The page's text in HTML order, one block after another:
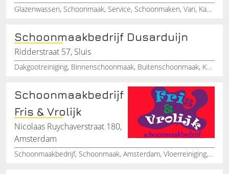
Glazenwassen, Schoonmaak, Service, Schoonmaken, Van, Kantoren, Scholen, Boutiek, Tapijt, Reinigen
Schoonmaakbedrijf Dusarduijn
Ridderstraat 57, Sluis
Dakgootreiniging, Binnenschoonmaak, Buitenschoonmaak, Keukenschoonmaak, Horecaschoonmaak, Tapijtreiniging, Vloerenonderhoud, Graffiti verwijderen, Stoepreiniging, Opleveringsschoonmaak
Schoonmaakbedrijf
Fris & Vrolijk
Nicolaas Ruychaverstraat 180,
Amsterdam
Schoonmaakbedrijf, Schoonmaak, Amsterdam, Vloerreiniging, Tapijtreiniging, Vloeronderhoud, Kantoren, Schoonmaakspecialist, Kinderopvang, Apotheek